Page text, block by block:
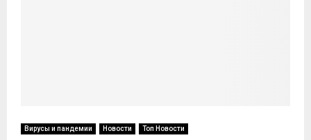
Вирусы и пандемии Новости Топ Новости